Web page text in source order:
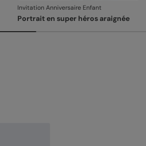
Invitation Anniversaire Enfant
Portrait en super héros araignée